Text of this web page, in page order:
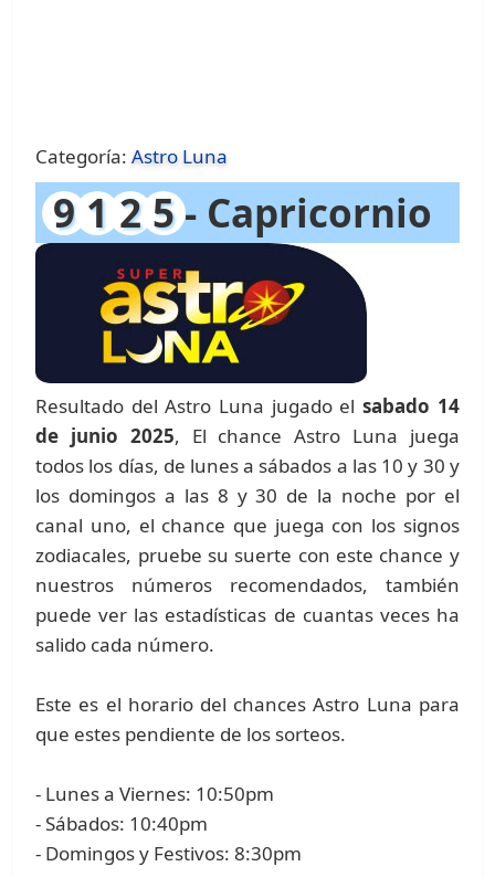
Categoría:Astro Luna
9 1 2 5- Capricornio
Resultado del Astro Luna jugado elsabado 14
de junio 2025, El chance Astro Luna juega
todos los días, de lunes a sábados a las 10 y 30 y
los domingos a las 8 y 30 de la noche por el
canal uno, el chance que juega con los signos
zodiacales, pruebe su suerte con este chance y
nuestros números recomendados, también
puede ver las estadísticas de cuantas veces ha
salido cada número.
Este es el horario del chances Astro Luna para
que estes pendiente de los sorteos.
- Lunes a Viernes: 10:50pm
- Sábados: 10:40pm
- Domingos y Festivos: 8:30pm